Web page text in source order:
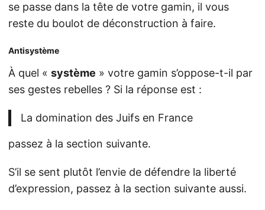
se passe dans la tête de votre gamin, il vous
reste du boulot de déconstruction à faire.
Antisystème
À quel « système » votre gamin s’oppose-t-il par
ses gestes rebelles ? Si la réponse est :
La domination des Juifs en France
passez à la section suivante.
S’il se sent plutôt l’envie de défendre la liberté
d’expression, passez à la section suivante aussi.